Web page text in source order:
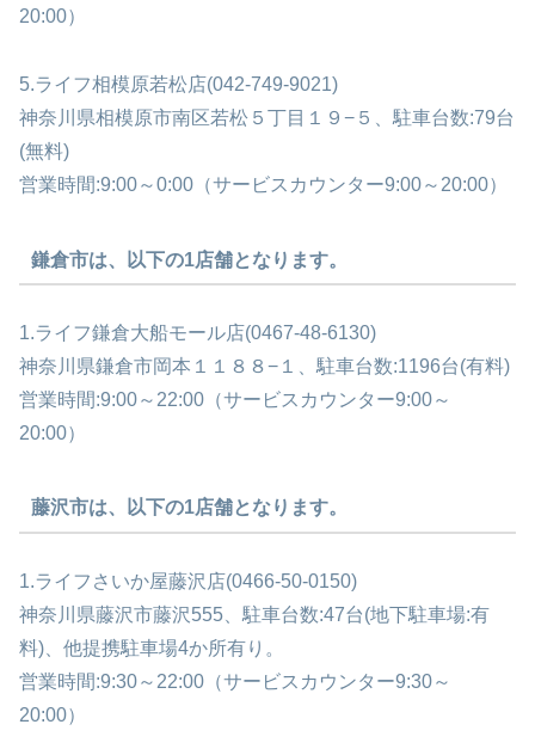
20:00）
5.ライフ相模原若松店(042-749-9021)
神奈川県相模原市南区若松５丁目１９−５、駐車台数:79台
(無料)
営業時間:9:00～0:00（サービスカウンター9:00～20:00）
鎌倉市は、以下の1店舗となります。
1.ライフ鎌倉大船モール店(0467-48-6130)
神奈川県鎌倉市岡本１１８８−１、駐車台数:1196台(有料)
営業時間:9:00～22:00（サービスカウンター9:00～
20:00）
藤沢市は、以下の1店舗となります。
1.ライフさいか屋藤沢店(0466-50-0150)
神奈川県藤沢市藤沢555、駐車台数:47台(地下駐車場:有
料)、他提携駐車場4か所有り。
営業時間:9:30～22:00（サービスカウンター9:30～
20:00）